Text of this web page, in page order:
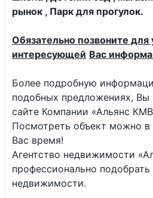
рынок , Парк для прогулок.
Обязательно позвоните для
интересующей Вас
Более подробную
подобных предложениях, Вы
сайте Компании «Альянс
Посмотреть объект можно в
Вас время!
Агентство недвижимости
профессионально подобрать
недвижимости.